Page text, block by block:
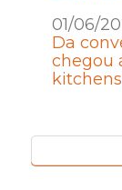
01/06/
Da
chegou